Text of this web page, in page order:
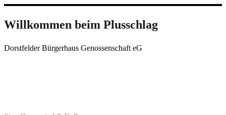
Willkommen beim Plusschlag
Dorstfelder Bürgerhaus Genossenschaft eG